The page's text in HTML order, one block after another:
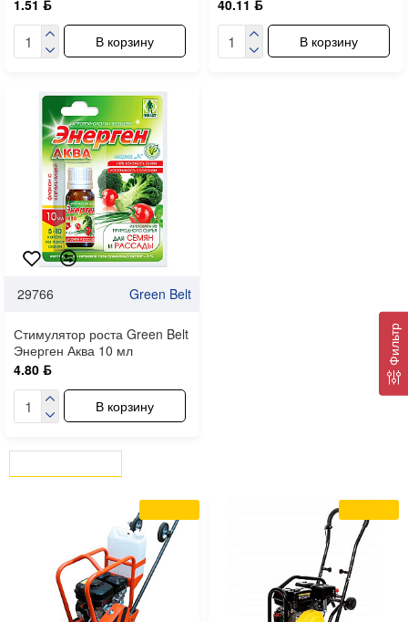
1.51 ƃ
В корзину
40.11 ƃ
В корзину
29766 Green Belt
Стимулятор роста Green Belt
Энерген Аква 10 мл
4.80 ƃ
В корзину
Фильтр